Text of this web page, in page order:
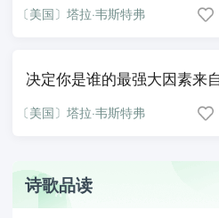
〔美国〕塔拉·韦斯特弗
决定你是谁的最强大因素来
〔美国〕塔拉·韦斯特弗
诗歌品读